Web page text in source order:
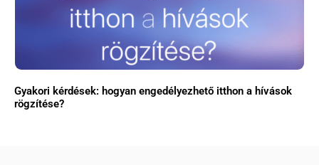
Gyakori kérdések: hogyan engedélyezhető itthon a hívások
rögzítése?